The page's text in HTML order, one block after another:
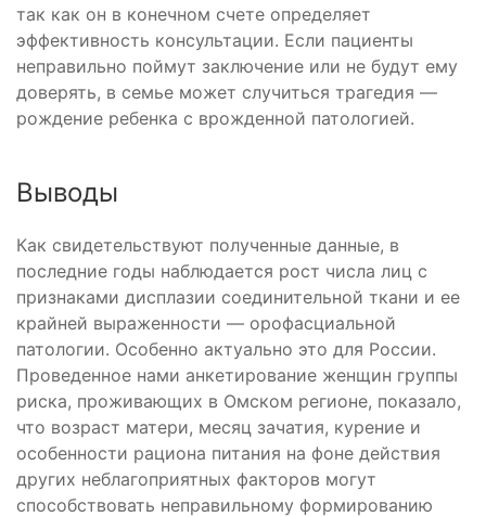
так как он в конечном счете определяет
эффективность консультации. Если пациенты
неправильно поймут заключение или не будут ему
доверять, в семье может случиться трагедия —
рождение ребенка с врожденной патологией.
Выводы
Как свидетельствуют полученные данные, в
последние годы наблюдается рост числа лиц с
признаками дисплазии соединительной ткани и ее
крайней выраженности — орофасциальной
патологии. Особенно актуально это для России.
Проведенное нами анкетирование женщин группы
риска, проживающих в Омском регионе, показало,
что возраст матери, месяц зачатия, курение и
особенности рациона питания на фоне действия
других неблагоприятных факторов могут
способствовать неправильному формированию